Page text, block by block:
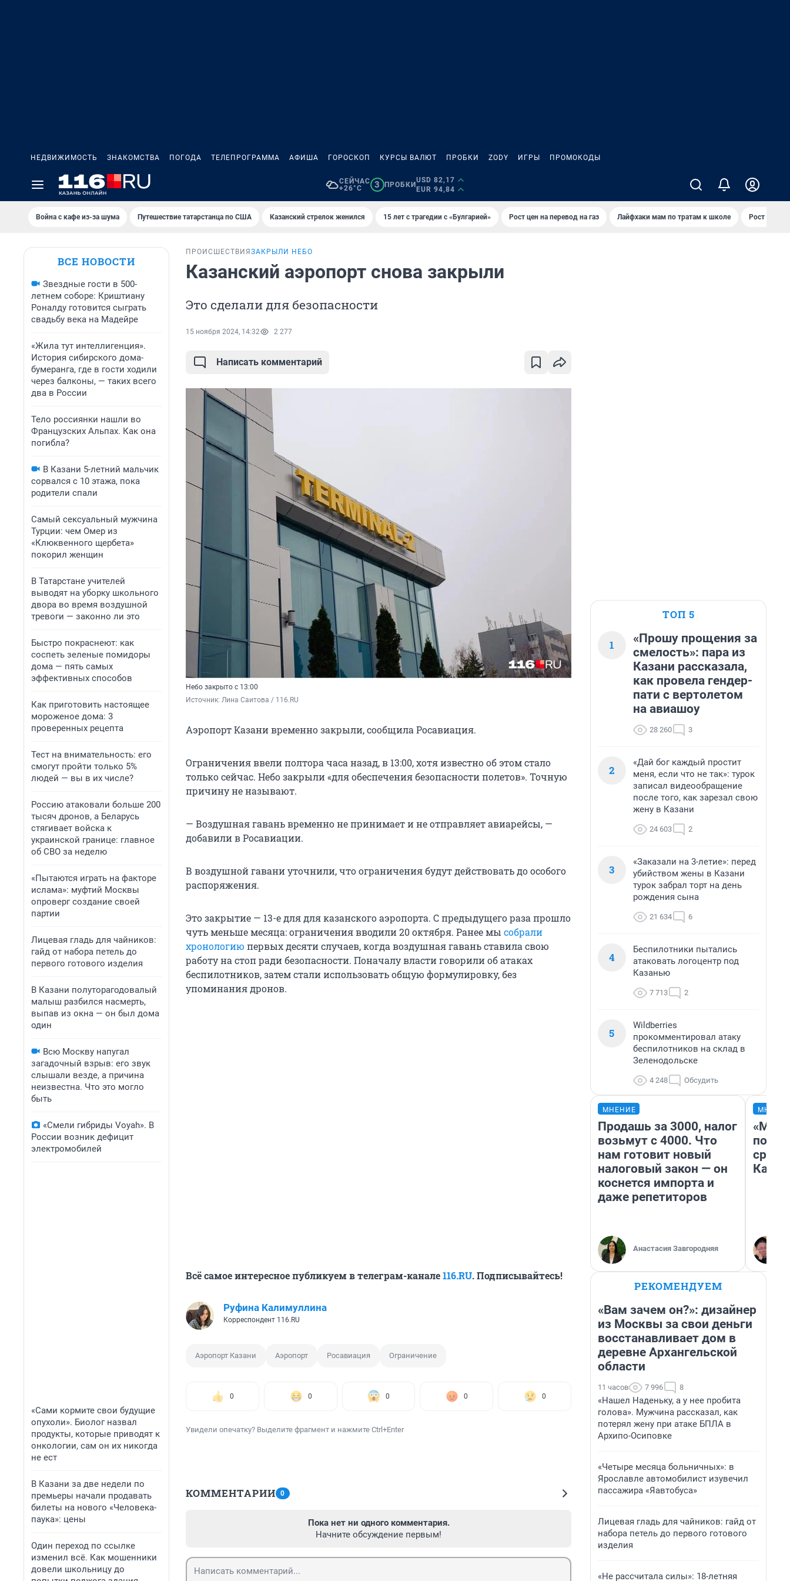
НЕДВИЖИМОСТЬ ЗНАКОМСТВА ПОГОДА ТЕЛЕПРОГРАММА АФИША ГОРОСКОП КУРСЫ ВАЛЮТ ПРОБКИ ZODY ИГРЫ ПРОМОКОДЫ
СЕЙЧАС
+26°C
3 ПРОБКИ
USD 82,17
EUR 94,84
Война с кафе из-за шума Путешествие татарстанца по США Казанский стрелок женился 15 лет с трагедии с «Булгарией» Рост цен на перевод на газ Лайфхаки мам по тратам к школе Рост цен на
ВСЕ НОВОСТИ
Звездные гости в 500-
летнем соборе: Криштиану
Роналду готовится сыграть
свадьбу века на Мадейре
«Жила тут интеллигенция».
История сибирского дома-
бумеранга, где в гости ходили
через балконы, — таких всего
два в России
Тело россиянки нашли во
Французских Альпах. Как она
погибла?
В Казани 5-летний мальчик
сорвался с 10 этажа, пока
родители спали
Самый сексуальный мужчина
Турции: чем Омер из
«Клюквенного щербета»
покорил женщин
В Татарстане учителей
выводят на уборку школьного
двора во время воздушной
тревоги — законно ли это
Быстро покраснеют: как
соспеть зеленые помидоры
дома — пять самых
эффективных способов
Как приготовить настоящее
мороженое дома: 3
проверенных рецепта
Тест на внимательность: его
смогут пройти только 5%
людей — вы в их числе?
Россию атаковали больше 200
тысяч дронов, а Беларусь
стягивает войска к
украинской границе: главное
об СВО за неделю
«Пытаются играть на факторе
ислама»: муфтий Москвы
опроверг создание своей
партии
Лицевая гладь для чайников:
гайд от набора петель до
первого готового изделия
В Казани полуторагодовалый
малыш разбился насмерть,
выпав из окна — он был дома
один
Всю Москву напугал
загадочный взрыв: его звук
слышали везде, а причина
неизвестна. Что это могло
быть
«Смели гибриды Voyah». В
России возник дефицит
электромобилей
«Сами кормите свои будущие
опухоли». Биолог назвал
продукты, которые приводят к
онкологии, сам он их никогда
не ест
В Казани за две недели по
премьеры начали продавать
билеты на нового «Человека-
паука»: цены
Один переход по ссылке
изменил всё. Как мошенники
довели школьницу до
ПРОИСШЕСТВИЯ ЗАКРЫЛИ НЕБО
Казанский аэропорт снова закрыли
Это сделали для безопасности
15 ноября 2024, 14:32 2 277
Написать комментарий
Небо закрыто с 13:00
Источник: Лина Саитова / 116.RU
Аэропорт Казани временно закрыли, сообщила Росавиация.
Ограничения ввели полтора часа назад, в 13:00, хотя известно об этом стало
только сейчас. Небо закрыли «для обеспечения безопасности полетов». Точную
причину не называют.
— Воздушная гавань временно не принимает и не отправляет авиарейсы, —
добавили в Росавиации.
В воздушной гавани уточнили, что ограничения будут действовать до особого
распоряжения.
Это закрытие — 13-е для для казанского аэропорта. С предыдущего раза прошло
чуть меньше месяца: ограничения вводили 20 октября. Ранее мы собрали
хронологию первых десяти случаев, когда воздушная гавань ставила свою
работу на стоп ради безопасности. Поначалу власти говорили об атаках
беспилотников, затем стали использовать общую формулировку, без
упоминания дронов.
Всё самое интересное публикуем в телеграм-канале116.RU. Подписывайтесь!
Руфина Калимуллина
Корреспондент 116.RU
Аэропорт Казани Аэропорт Росавиация Ограничение
0 0 0 0 0
Увидели опечатку? Выделите фрагмент и нажмите Ctrl+Enter
КОММЕНТАРИИ 0
Пока нет ни одного комментария.
Начните обсуждение первым!
ТОП 5
1
«Прошу прощения за
смелость»: пара из
Казани рассказала,
как провела гендер-
пати с вертолетом
на авиашоу
28 260 3
2
«Дай бог каждый простит
меня, если что не так»: турок
записал видеообращение
после того, как зарезал свою
жену в Казани
24 603 2
3
«Заказали на 3-летие»: перед
убийством жены в Казани
турок забрал торт на день
рождения сына
21 634 6
4
Беспилотники пытались
атаковать логоцентр под
Казанью
7 713 2
5
Wildberries
прокомментировал атаку
беспилотников на склад в
Зеленодольске
4 248 Обсудить
МНЕНИЕ
Продашь за 3000, налог
возьмут с 4000. Что
нам готовит новый
налоговый закон — он
коснется импорта и
даже репетиторов
Анастасия Завгородняя
РЕКОМЕНДУЕМ
«Вам зачем он?»: дизайнер
из Москвы за свои деньги
восстанавливает дом в
деревне Архангельской
области
11 часов 7 996 8
«Нашел Наденьку, а у нее пробита
голова». Мужчина рассказал, как
потерял жену при атаке БПЛА в
Архипо-Осиповке
«Четыре месяца больничных»: в
Ярославле автомобилист изувечил
пассажира «Яавтобуса»
Лицевая гладь для чайников: гайд от
набора петель до первого готового
изделия
«Не рассчитала силы»: 18-летняя